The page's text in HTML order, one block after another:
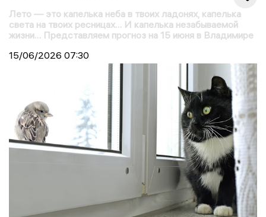
Лето — это капелька неба в твоих ладонях, капелька
света на твоих ресницах… И капелька незабываемой
жизни… Представляем прогноз на 15 июня в Владимире
15/06/2026 07:30